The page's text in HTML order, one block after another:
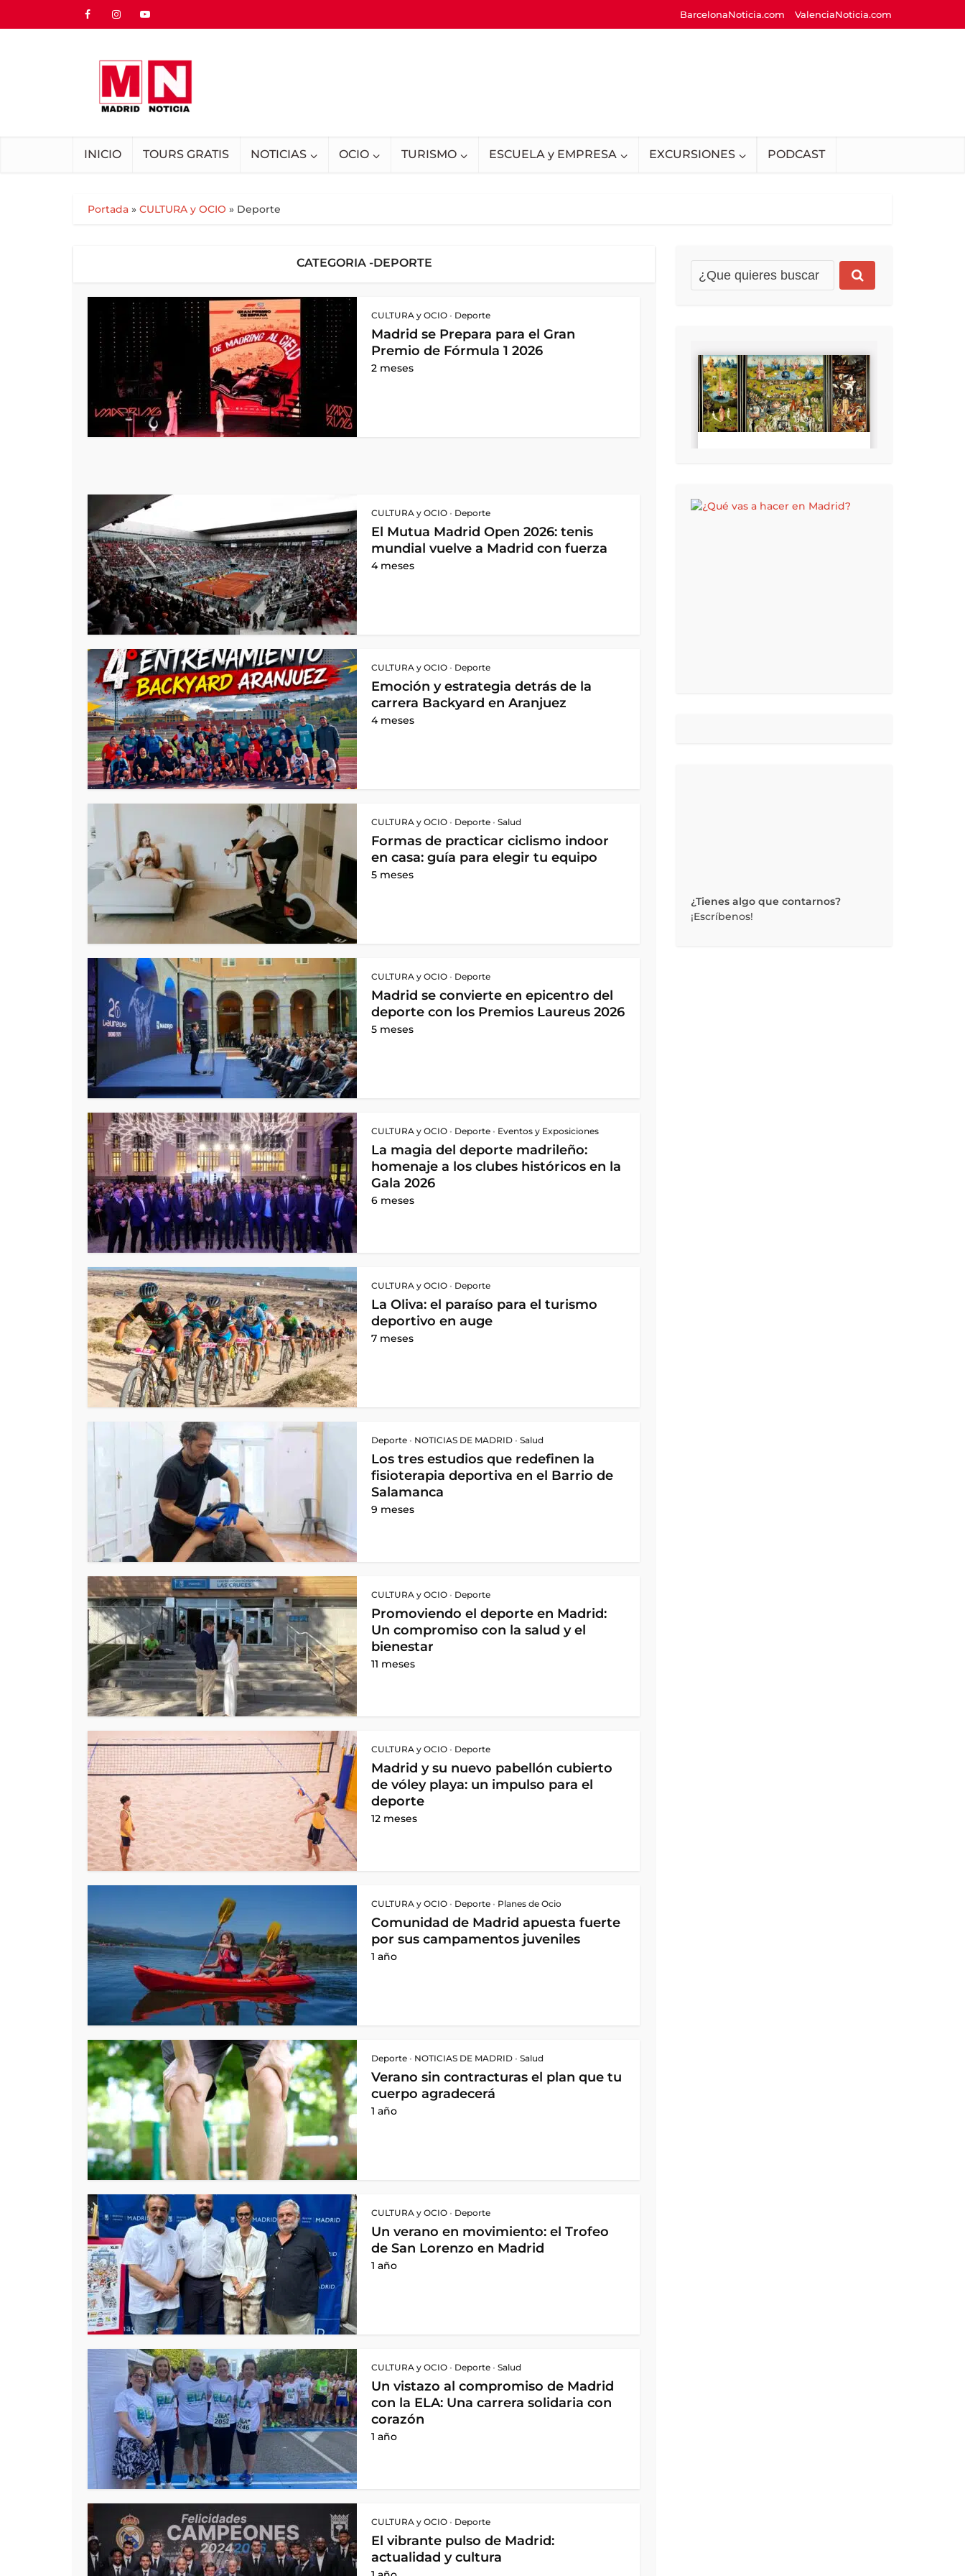
BarcelonaNoticia.com ValenciaNoticia.com
INICIO TOURS GRATIS NOTICIAS OCIO TURISMO ESCUELA y EMPRESA EXCURSIONES PODCAST
Portada » CULTURA y OCIO » Deporte
CATEGORIA -DEPORTE
CULTURA y OCIO • Deporte
Madrid se Prepara para el Gran
Premio de Fórmula 1 2026
2 meses
CULTURA y OCIO • Deporte
El Mutua Madrid Open 2026: tenis
mundial vuelve a Madrid con fuerza
4 meses
CULTURA y OCIO • Deporte
Emoción y estrategia detrás de la
carrera Backyard en Aranjuez
4 meses
CULTURA y OCIO • Deporte • Salud
Formas de practicar ciclismo indoor
en casa: guía para elegir tu equipo
5 meses
CULTURA y OCIO • Deporte
Madrid se convierte en epicentro del
deporte con los Premios Laureus 2026
5 meses
CULTURA y OCIO • Deporte • Eventos y Exposiciones
La magia del deporte madrileño:
homenaje a los clubes históricos en la
Gala 2026
6 meses
CULTURA y OCIO • Deporte
La Oliva: el paraíso para el turismo
deportivo en auge
7 meses
Deporte • NOTICIAS DE MADRID • Salud
Los tres estudios que redefinen la
fisioterapia deportiva en el Barrio de
Salamanca
9 meses
CULTURA y OCIO • Deporte
Promoviendo el deporte en Madrid:
Un compromiso con la salud y el
bienestar
11 meses
CULTURA y OCIO • Deporte
Madrid y su nuevo pabellón cubierto
de vóley playa: un impulso para el
deporte
12 meses
CULTURA y OCIO • Deporte • Planes de Ocio
Comunidad de Madrid apuesta fuerte
por sus campamentos juveniles
1 año
Deporte • NOTICIAS DE MADRID • Salud
Verano sin contracturas el plan que tu
cuerpo agradecerá
1 año
CULTURA y OCIO • Deporte
Un verano en movimiento: el Trofeo
de San Lorenzo en Madrid
1 año
CULTURA y OCIO • Deporte • Salud
Un vistazo al compromiso de Madrid
con la ELA: Una carrera solidaria con
corazón
1 año
CULTURA y OCIO • Deporte
El vibrante pulso de Madrid:
actualidad y cultura
¿Tienes algo que contarnos?
¡Escríbenos!